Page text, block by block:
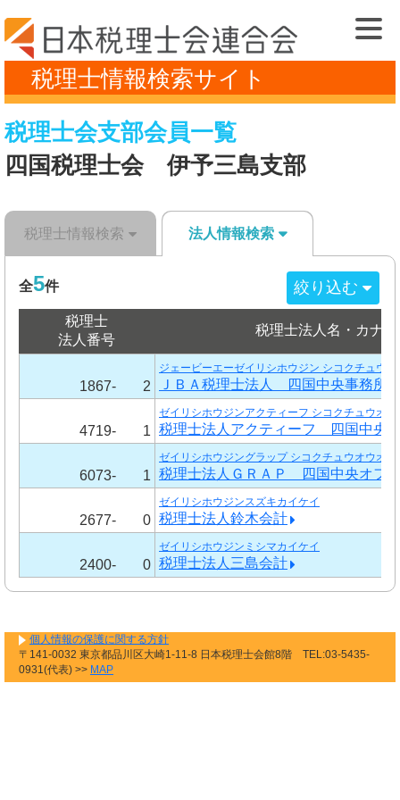
税理士情報検索サイト
税理士会支部会員一覧
四国税理士会 伊予三島支部
税理士情報検索 法人情報検索
全5件 絞り込む
税理士
法人番号
税理士法人名・カナ
1867- 2
ジェービーエーゼイリシホウジン シコクチュウオ
ＪＢＡ税理士法人 四国中央事務所
4719- 1
ゼイリシホウジンアクティーフ シコクチュウオ
税理士法人アクティーフ 四国中央
6073- 1
ゼイリシホウジングラップ シコクチュウオウオフ
税理士法人ＧＲＡＰ 四国中央オフ
2677- 0
ゼイリシホウジンスズキカイケイ
税理士法人鈴木会計
2400- 0
ゼイリシホウジンミシマカイケイ
税理士法人三島会計
個人情報の保護に関する方針
〒141-0032 東京都品川区大崎1-11-8 日本税理士会館8階 TEL:03-5435-
0931(代表) >> MAP